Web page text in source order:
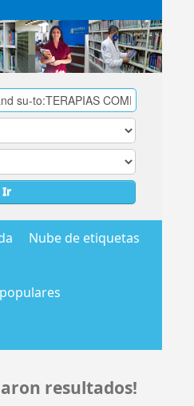
Ir
Nube de etiquetas
resultados!